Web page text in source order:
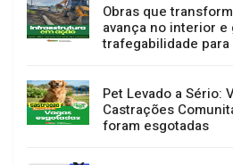
Obras que
avança no interior e
trafegabilidade para
Pet Levado a Sério:
Castrações
foram esgotadas